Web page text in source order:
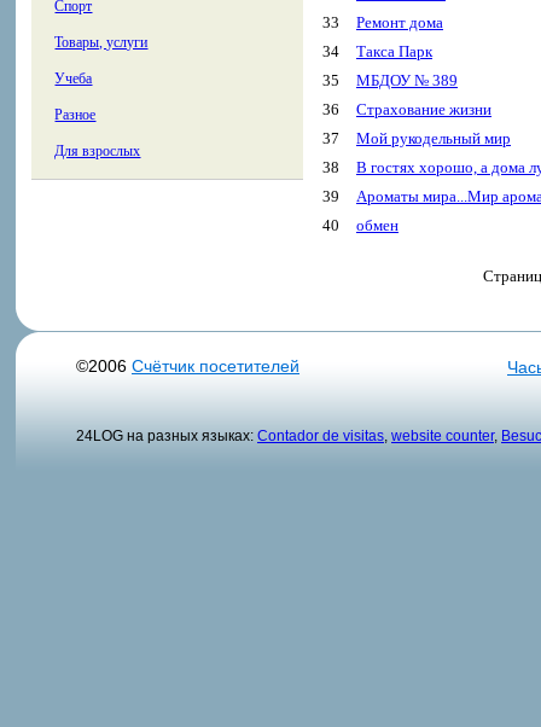
Спорт
Товары, услуги
Учеба
Разное
Для взрослых
33
Ремонт дома
34
Такса Парк
35
МБДОУ № 389
36
Страхование жизни
37
Мой рукодельный мир
38
В гостях хорошо, а дома
39
Ароматы мира...Мир
40
обмен
©2006 Счётчик посетителей
24LOG на разных языках: Contador de visitas website counter,